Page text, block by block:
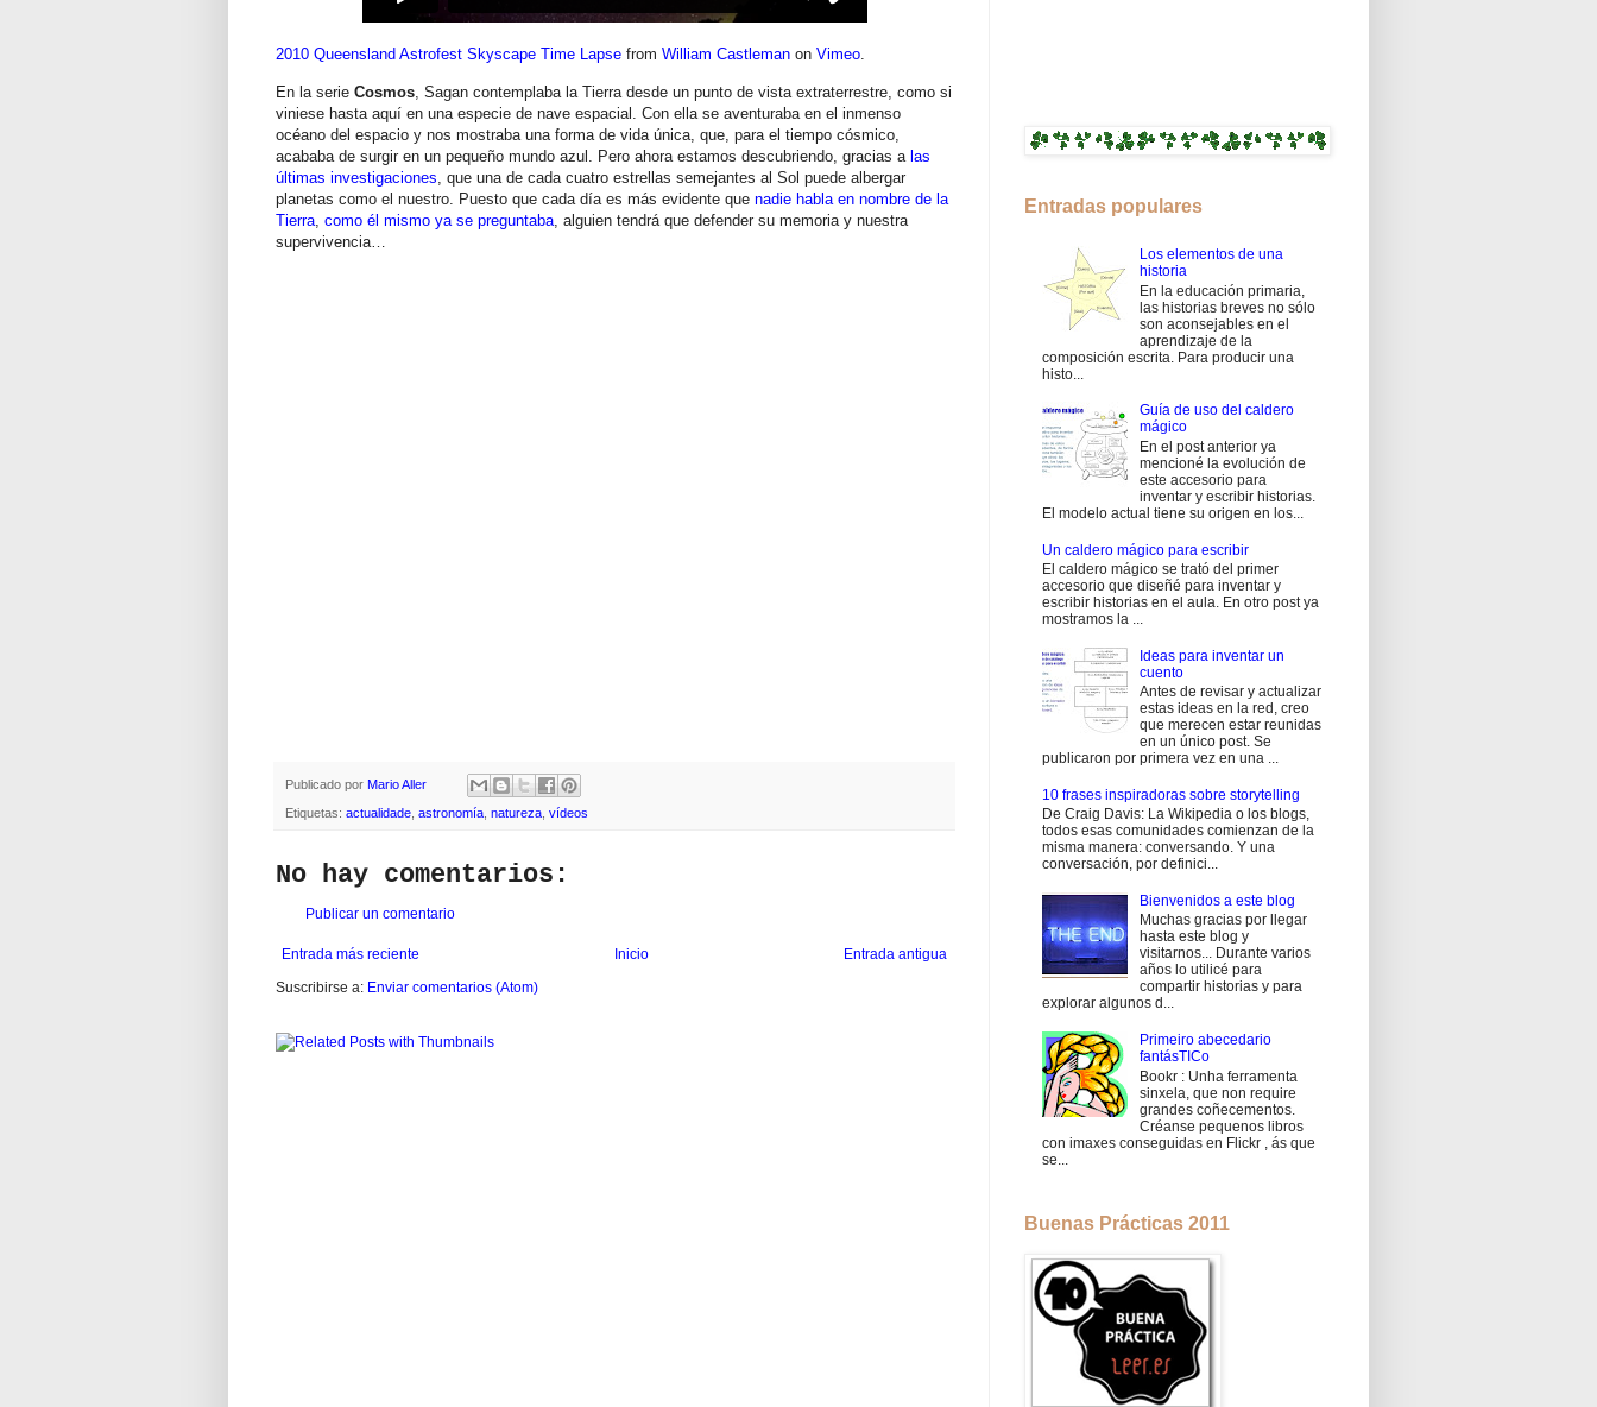
2010 Queensland Astrofest Skyscape Time Lapse from William Castleman on Vimeo.
En la serie Cosmos , Sagan contemplaba la Tierra desde un punto de vista extraterrestre, como si
viniese hasta aquí en una especie de nave espacial. Con ella se aventuraba en el inmenso
océano del espacio y nos mostraba una forma de vida única, que, para el tiempo cósmico,
acababa de surgir en un pequeño mundo azul. Pero ahora estamos descubriendo, gracias a las
últimas investigaciones , que una de cada cuatro estrellas semejantes al Sol puede albergar
planetas como el nuestro. Puesto que cada día es más evidente que nadie habla en nombre de la
Tierra como él mismo ya se preguntaba , alguien tendrá que defender su memoria y nuestra
supervivencia…
Publicado por Mario Aller
Etiquetas: actualidade astronomía natureza vídeos
No hay comentarios:
Publicar un comentario
Entrada más reciente Entrada antigua
Inicio
Suscribirse a: Enviar comentarios (Atom)
Entradas populares
Los elementos de una
historia
En la educación primaria,
las historias breves no sólo
son aconsejables en el
aprendizaje de la
composición escrita. Para producir una
histo...
Guía de uso del caldero
mágico
En el post anterior ya
mencioné la evolución de
este accesorio para
inventar y escribir historias.
El modelo actual tiene su origen en los...
Un caldero mágico para escribir
El caldero mágico se trató del primer
accesorio que diseñé para inventar y
escribir historias en el aula. En otro post ya
mostramos la ...
Ideas para inventar un
cuento
Antes de revisar y actualizar
estas ideas en la red, creo
que merecen estar reunidas
en un único post. Se
publicaron por primera vez en una ...
10 frases inspiradoras sobre storytelling
De Craig Davis: La Wikipedia o los blogs,
todos esas comunidades comienzan de la
misma manera: conversando. Y una
conversación, por definici...
Bienvenidos a este blog
Muchas gracias por llegar
hasta este blog y
visitarnos... Durante varios
años lo utilicé para
compartir historias y para
explorar algunos d...
Primeiro abecedario
fantásTICo
Bookr : Unha ferramenta
sinxela, que non require
grandes coñecementos.
Créanse pequenos libros
con imaxes conseguidas en Flickr , ás que
se...
Buenas Prácticas 2011